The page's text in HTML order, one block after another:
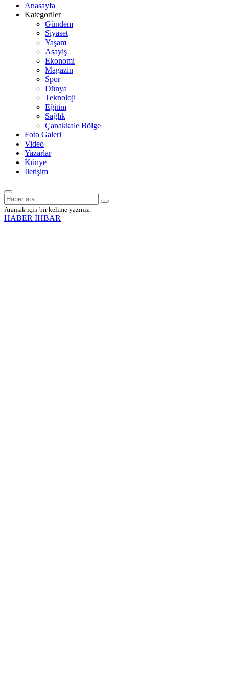
Anasayfa
Kategoriler
Gündem
Siyaset
Yaşam
Asayiş
Ekonomi
Magazin
Spor
Dünya
Teknoloji
Eğitim
Sağlık
Çanakkale Bölge
Foto Galeri
Video
Yazarlar
Künye
İletişim
Aramak için bir kelime yazınız.
HABER İHBAR